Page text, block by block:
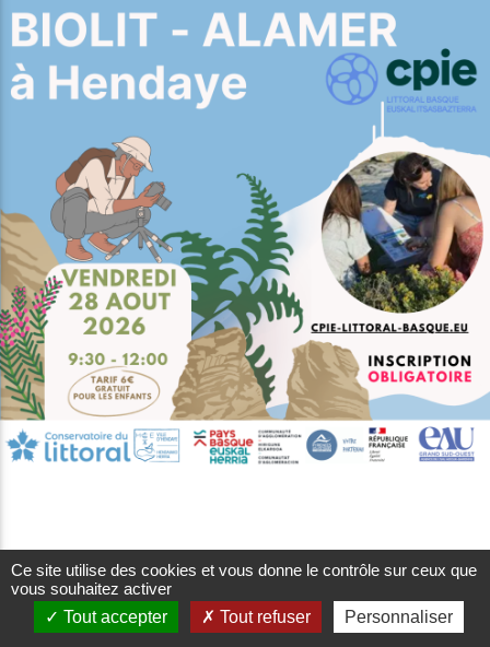
28 Aout 2026 | 09:30 - 12:00
Devenez observateur du littoral
basque et découvrez la richesse de
Ce site utilise des cookies et vous donne le contrôle sur ceux que
vous souhaitez activer
Tout accepter
Tout refuser Personnaliser